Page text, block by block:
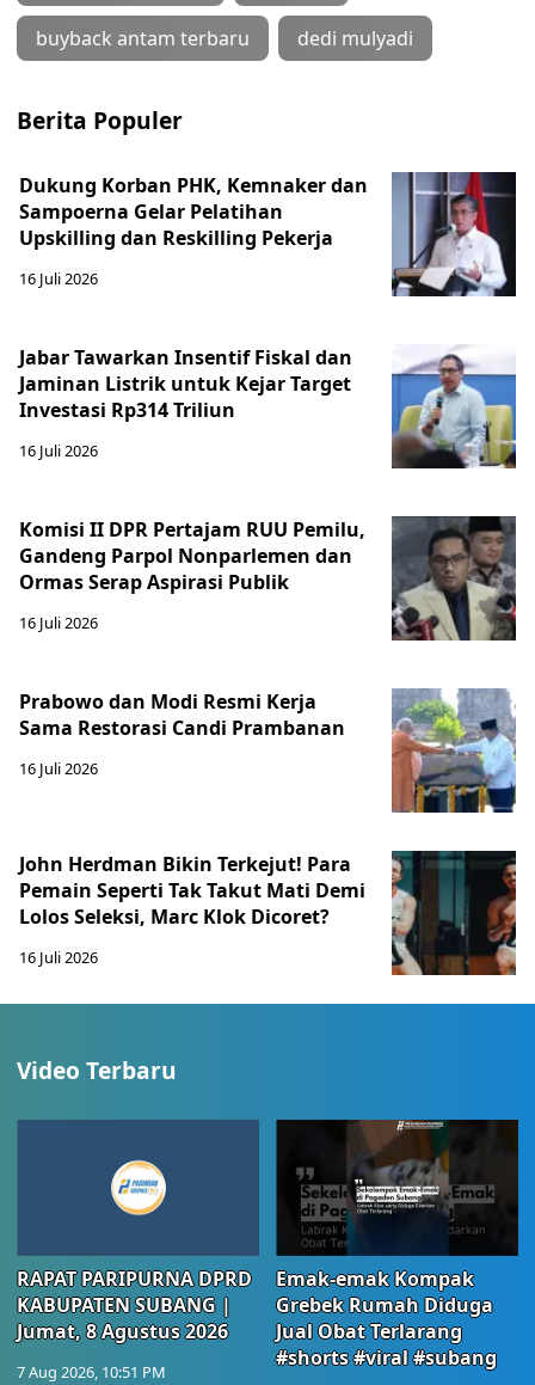
buyback antam terbaru dedi mulyadi
Berita Populer
Dukung Korban PHK, Kemnaker dan
Sampoerna Gelar Pelatihan
Upskilling dan Reskilling Pekerja
16 Juli 2026
Jabar Tawarkan Insentif Fiskal dan
Jaminan Listrik untuk Kejar Target
Investasi Rp314 Triliun
16 Juli 2026
Komisi II DPR Pertajam RUU Pemilu,
Gandeng Parpol Nonparlemen dan
Ormas Serap Aspirasi Publik
16 Juli 2026
Prabowo dan Modi Resmi Kerja
Sama Restorasi Candi Prambanan
16 Juli 2026
John Herdman Bikin Terkejut! Para
Pemain Seperti Tak Takut Mati Demi
Lolos Seleksi, Marc Klok Dicoret?
16 Juli 2026
Video Terbaru
RAPAT PARIPURNA DPRD
KABUPATEN SUBANG |
Jumat, 8 Agustus 2026
7 Aug 2026, 10:51 PM
Emak-emak Kompak
Grebek Rumah Diduga
Jual Obat Terlarang
#shorts #viral #subang